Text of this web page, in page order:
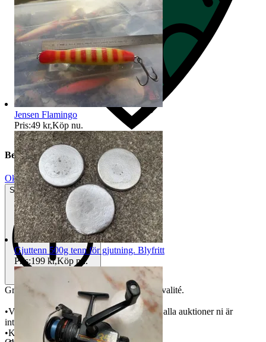
Beskrivning
Okej använt skick
Synliga tecken på slitage
Granska bilder för att bedöma skick och kvalité.
•Vid samfrakt, avvakta med betalning tills alla auktioner ni är
intresserade av har avslutats.
•Kontakta mig vid frågor/funderingar.
Jensen Flamingo
Pris:49 kr,Köp nu.
Gjuttenn 500g tenn för gjutning. Blyfritt
Pris:199 kr,Köp nu.